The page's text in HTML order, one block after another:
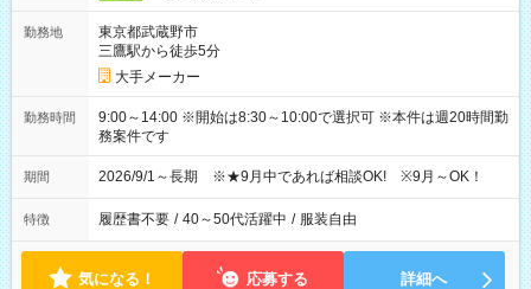
勤務地
東京都武蔵野市
三鷹駅から徒歩5分
大手メーカー
勤務時間
9:00～14:00 ※開始は8:30～10:00で選択可 ※本件は週20時間勤
務案件です
期間 2026/9/1～長期 ※★9月中であれば相談OK! ※9月～OK！
特徴 履歴書不要 / 40～50代活躍中 / 服装自由
気になる！ 応募する 詳細へ